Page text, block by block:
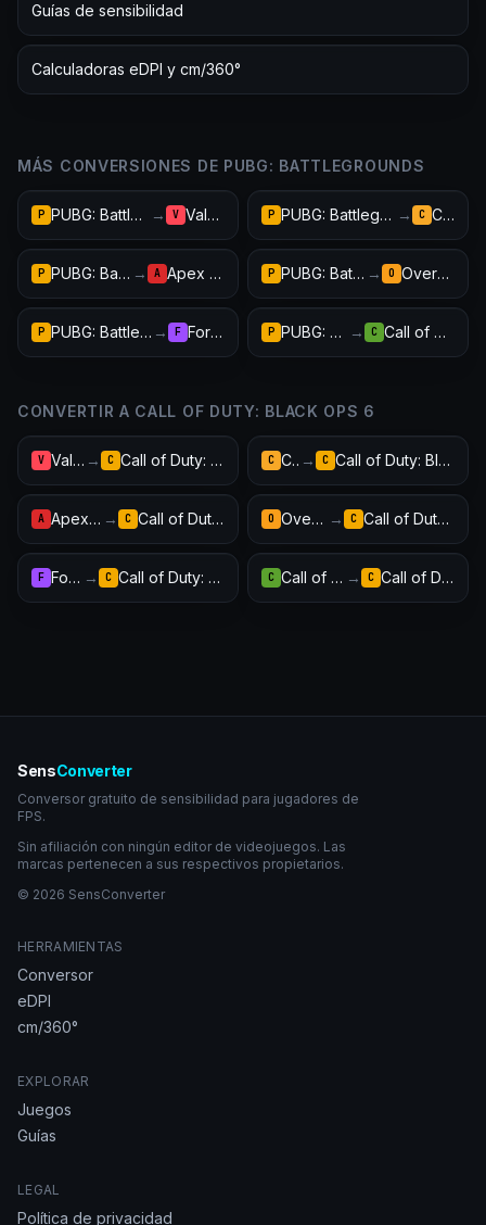
Guías de sensibilidad
Calculadoras eDPI y cm/360°
MÁS CONVERSIONES DE PUBG: BATTLEGROUNDS
P PUBG: Battlegrounds → V Valorant P PUBG: Battlegrounds → C CS2
P PUBG: Battlegrounds → A Apex Legends P PUBG: Battlegrounds → O Overwatch 2
P PUBG: Battlegrounds → F Fortnite P PUBG: Battlegrounds → C Call of Duty: Warzone
CONVERTIR A CALL OF DUTY: BLACK OPS 6
V Valorant → C Call of Duty: Black Ops 6 C CS2 → C Call of Duty: Black Ops 6
A Apex Legends → C Call of Duty: Black Ops 6 O Overwatch 2 → C Call of Duty: Black Ops 6
F Fortnite → C Call of Duty: Black Ops 6 C Call of Duty: Warzone → C Call of Duty: Black Ops 6
SensConverter
Conversor gratuito de sensibilidad para jugadores de
FPS.
Sin afiliación con ningún editor de videojuegos. Las
marcas pertenecen a sus respectivos propietarios.
© 2026 SensConverter
HERRAMIENTAS
Conversor
eDPI
cm/360°
EXPLORAR
Juegos
Guías
LEGAL
Política de privacidad